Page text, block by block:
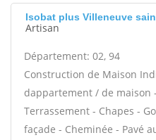
Isobat plus Villeneuve
Artisan
Département: 02, 94
Construction de Maison
dappartement / de
Terrassement - Chapes -
façade - Cheminée - Pavé